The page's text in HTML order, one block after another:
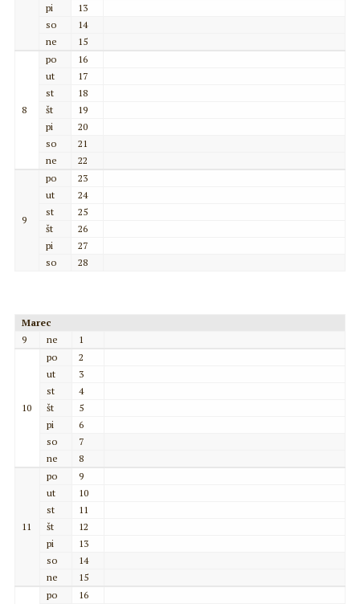
pi
13
so
14
ne
15
8
po
16
ut
17
st
18
št
19
pi
20
so
21
ne
22
9
po
23
ut
24
st
25
št
26
pi
27
so
28
Marec
9
ne 1
10
po
2
ut
3
st
4
št
5
pi
6
so
7
ne
8
11
po
9
ut
10
st
11
št
12
pi
13
so
14
ne
15
po
16